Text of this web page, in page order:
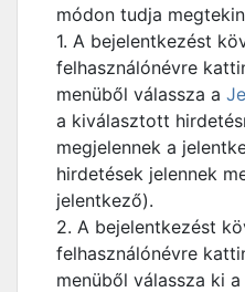
módon tudja
1. A bejelentkezést
felhasználónévre
menüből válassza a
a kiválasztott
megjelennek a
hirdetések jelennek
jelentkező).
2. A bejelentkezést
felhasználónévre
menüből válassza ki a